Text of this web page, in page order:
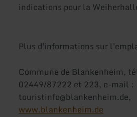
indications pour la
Plus d'informations sur
Commune de Blankenheim,
02449/87222 et 223, e-mail :
touristinfo@blankenheim.de,
www.blankenheim.de